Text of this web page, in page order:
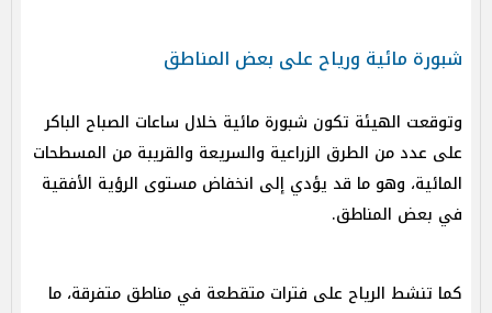
شبورة مائية ورياح على بعض المناطق
وتوقعت الهيئة تكون شبورة مائية خلال ساعات الصباح الباكر
على عدد من الطرق الزراعية والسريعة والقريبة من المسطحات
المائية، وهو ما قد يؤدي إلى انخفاض مستوى الرؤية الأفقية
في بعض المناطق.
كما تنشط الرياح على فترات متقطعة في مناطق متفرقة، ما